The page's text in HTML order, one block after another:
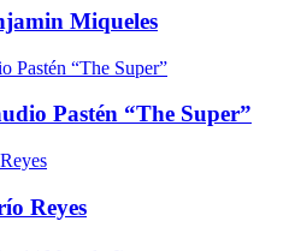
Miqueles
Pastén “The Super”
Reyes